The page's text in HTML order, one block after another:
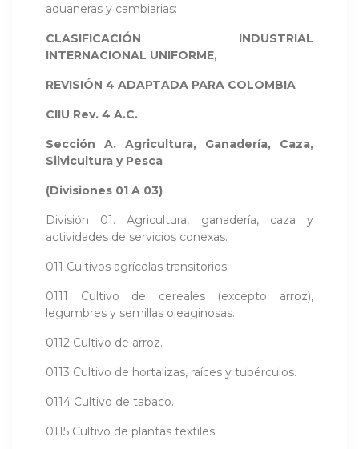
aduaneras y cambiarias:
CLASIFICACIÓN INDUSTRIAL
INTERNACIONAL UNIFORME,
REVISIÓN 4 ADAPTADA PARA COLOMBIA
CIIU Rev. 4 A.C.
Sección A. Agricultura, Ganadería, Caza,
Silvicultura y Pesca
(Divisiones 01 A 03)
División 01. Agricultura, ganadería, caza y
actividades de servicios conexas.
011 Cultivos agrícolas transitorios.
0111 Cultivo de cereales (excepto arroz),
legumbres y semillas oleaginosas.
0112 Cultivo de arroz.
0113 Cultivo de hortalizas, raíces y tubérculos.
0114 Cultivo de tabaco.
0115 Cultivo de plantas textiles.